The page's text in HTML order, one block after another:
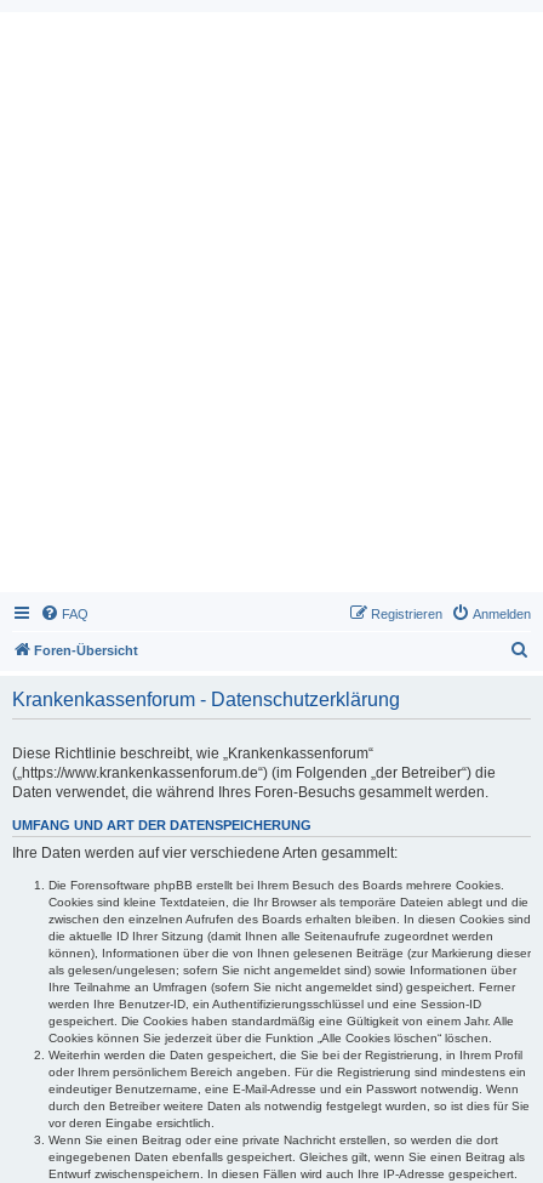
FAQ Anmelden
Registrieren
Foren-Übersicht
Krankenkassenforum - Datenschutzerklärung
Diese Richtlinie beschreibt, wie „Krankenkassenforum“
(„https://www.krankenkassenforum.de“) (im Folgenden „der Betreiber“) die
Daten verwendet, die während Ihres Foren-Besuchs gesammelt werden.
UMFANG UND ART DER DATENSPEICHERUNG
Ihre Daten werden auf vier verschiedene Arten gesammelt:
Die Forensoftware phpBB erstellt bei Ihrem Besuch des Boards mehrere Cookies.
Cookies sind kleine Textdateien, die Ihr Browser als temporäre Dateien ablegt und die
zwischen den einzelnen Aufrufen des Boards erhalten bleiben. In diesen Cookies sind
die aktuelle ID Ihrer Sitzung (damit Ihnen alle Seitenaufrufe zugeordnet werden
können), Informationen über die von Ihnen gelesenen Beiträge (zur Markierung dieser
als gelesen/ungelesen; sofern Sie nicht angemeldet sind) sowie Informationen über
Ihre Teilnahme an Umfragen (sofern Sie nicht angemeldet sind) gespeichert. Ferner
werden Ihre Benutzer-ID, ein Authentifizierungsschlüssel und eine Session-ID
gespeichert. Die Cookies haben standardmäßig eine Gültigkeit von einem Jahr. Alle
Cookies können Sie jederzeit über die Funktion „Alle Cookies löschen“ löschen.
Weiterhin werden die Daten gespeichert, die Sie bei der Registrierung, in Ihrem Profil
oder Ihrem persönlichem Bereich angeben. Für die Registrierung sind mindestens ein
eindeutiger Benutzername, eine E-Mail-Adresse und ein Passwort notwendig. Wenn
durch den Betreiber weitere Daten als notwendig festgelegt wurden, so ist dies für Sie
vor deren Eingabe ersichtlich.
Wenn Sie einen Beitrag oder eine private Nachricht erstellen, so werden die dort
eingegebenen Daten ebenfalls gespeichert. Gleiches gilt, wenn Sie einen Beitrag als
Entwurf zwischenspeichern. In diesen Fällen wird auch Ihre IP-Adresse gespeichert.